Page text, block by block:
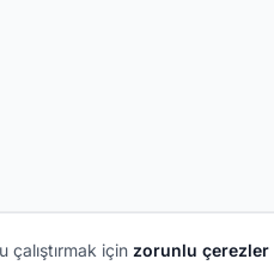
çalıştırmak için zorunlu çerezler